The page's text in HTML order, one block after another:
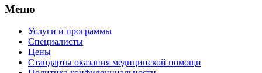
Меню
Услуги и программы
Специалисты
Цены
Стандарты оказания медицинской помощи